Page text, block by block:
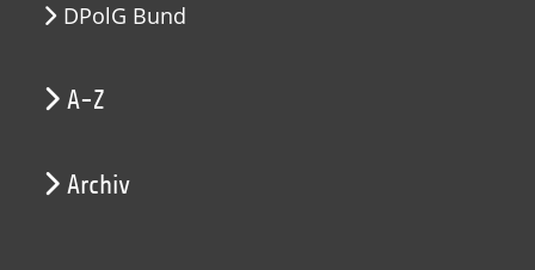
DPolG Bund
A-Z
Archiv